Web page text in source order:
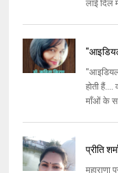
लाई दिल
होती
माँओं के
प्रीति
महाराणा